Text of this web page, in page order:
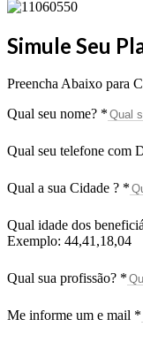
Simule Seu
Preencha Abaixo para
Qual seu nome? *
Qual seu telefone com
Qual a sua Cidade ? *
Qual idade dos
Exemplo: 44,41,18,04
Qual sua profissão? *
Me informe um e mail *